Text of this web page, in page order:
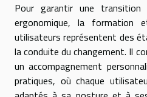
Pour garantir une
ergonomique, la formation
utilisateurs représentent des
la conduite du changement. Il
un accompagnement
pratiques, où chaque